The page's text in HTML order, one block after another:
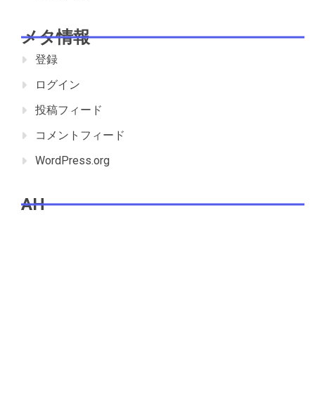
メタ情報
登録
ログイン
投稿フィード
コメントフィード
WordPress.org
AH